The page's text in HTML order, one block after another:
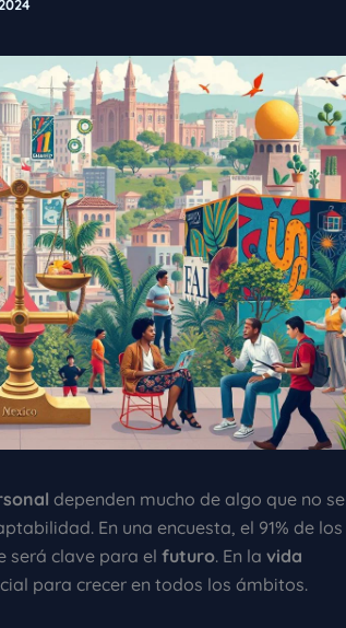
dependen mucho de algo que no se
En una encuesta, el 91% de los
será clave para el futuro. En la vida
para crecer en todos los ámbitos.